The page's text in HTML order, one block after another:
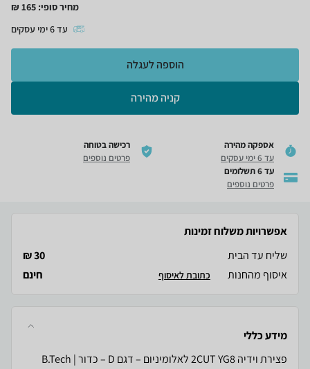
מחיר סופי: 165
₪
עד6ימי עסקים
קניה מהירה
הוספה לעגלה
אספקה מהירה
עד 6 ימי עסקים
רכישה בטוחה
פרטים נוספים
עד 6 תשלומים
פרטים נוספים
אפשרויות משלוח זמינות
שליח עד הבית
30 ₪
איסוף מהחנות
חינם כתובת לאיסוף
מידע כללי